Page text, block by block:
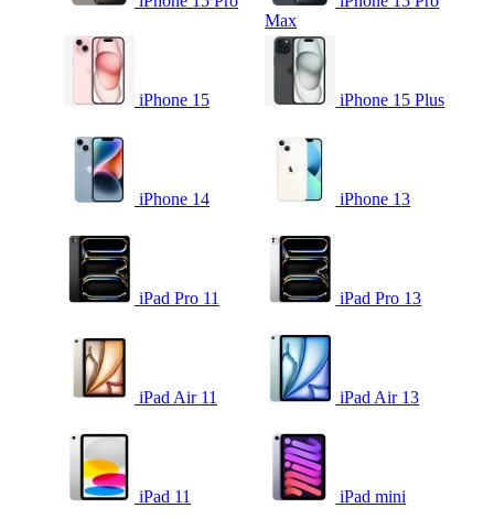
Max
iPhone 15 iPhone 15 Plus
iPhone 14 iPhone 13
iPad Pro 11 iPad Pro 13
iPad Air 11 iPad Air 13
iPad 11 iPad mini